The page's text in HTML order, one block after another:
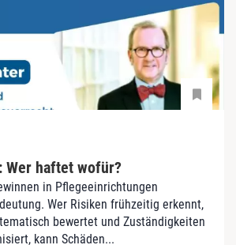
Wer haftet wofür?
in Pflegeeinrichtungen
Wer Risiken frühzeitig erkennt,
bewertet und Zuständigkeiten
kann Schäden...